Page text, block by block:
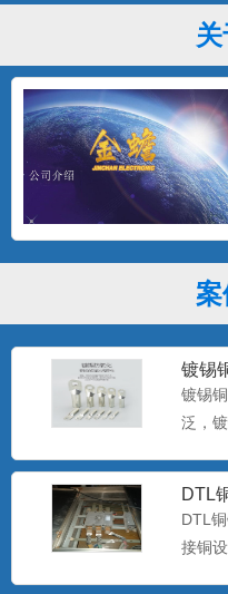
镀锡
镀锡
泛，
DTL
DTL
接铜